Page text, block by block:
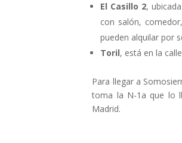
El Casillo 2,
con salón,
pueden alquilar por
Toril, está en la
Para llegar a
toma la N-1a que lo
Madrid.